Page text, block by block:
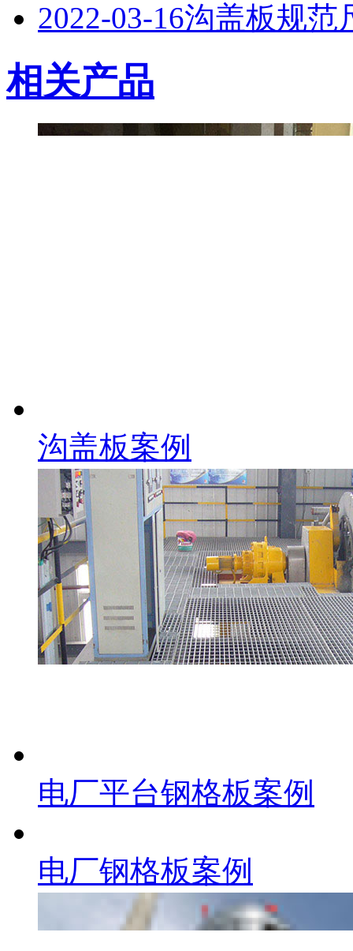
2022-03-16沟盖板规范
相关产品
沟盖板案例
电厂平台钢格板案例
电厂钢格板案例